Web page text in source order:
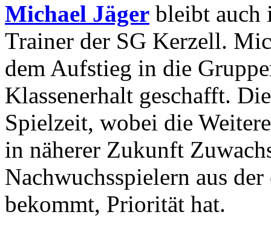
Michael Jäger bleibt auch
Trainer der SG Kerzell.
dem Aufstieg in die
Klassenerhalt geschafft.
Spielzeit, wobei die
in näherer Zukunft
Nachwuchsspielern aus
bekommt, Priorität hat.